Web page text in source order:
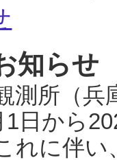
知らせ
測所（
1日から
れに伴い